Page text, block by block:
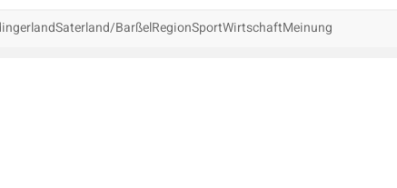
Saterland/BarßelRegionSportWirtschaftMeinung